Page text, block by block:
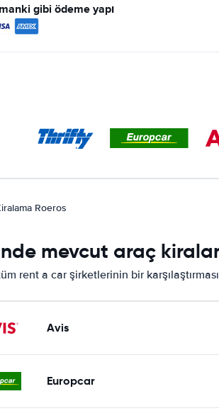
gibi ödeme yapı
Roeros
mevcut araç
rent a car şirketlerinin bir
Avis
Europcar